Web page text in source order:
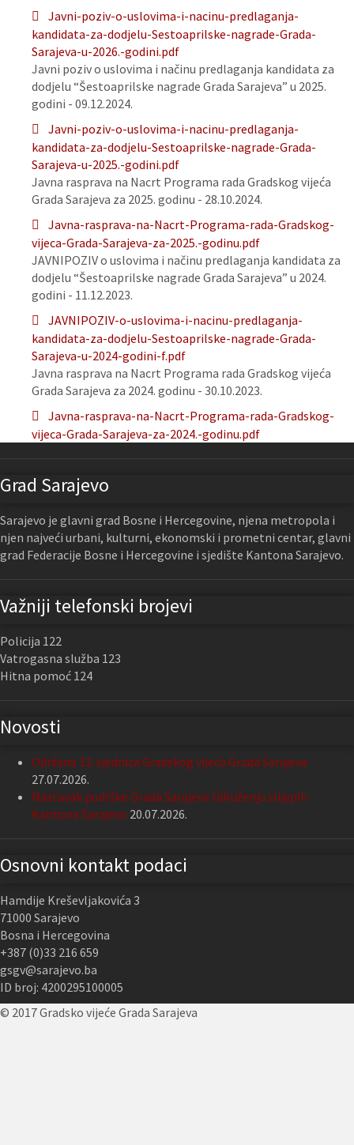
Javni-poziv-o-uslovima-i-nacinu-predlaganja-
kandidata-za-dodjelu-Sestoaprilske-nagrade-Grada-
Sarajeva-u-2026.-godini.pdf
Javni poziv o uslovima i načinu predlaganja kandidata za
dodjelu “Šestoaprilske nagrade Grada Sarajeva” u 2025.
godini - 09.12.2024.
Javni-poziv-o-uslovima-i-nacinu-predlaganja-
kandidata-za-dodjelu-Sestoaprilske-nagrade-Grada-
Sarajeva-u-2025.-godini.pdf
Javna rasprava na Nacrt Programa rada Gradskog vijeća
Grada Sarajeva za 2025. godinu - 28.10.2024.
Javna-rasprava-na-Nacrt-Programa-rada-Gradskog-
vijeca-Grada-Sarajeva-za-2025.-godinu.pdf
JAVNIPOZIV o uslovima i načinu predlaganja kandidata za
dodjelu “Šestoaprilske nagrade Grada Sarajeva” u 2024.
godini - 11.12.2023.
JAVNIPOZIV-o-uslovima-i-nacinu-predlaganja-
kandidata-za-dodjelu-Sestoaprilske-nagrade-Grada-
Sarajeva-u-2024-godini-f.pdf
Javna rasprava na Nacrt Programa rada Gradskog vijeća
Grada Sarajeva za 2024. godinu - 30.10.2023.
Javna-rasprava-na-Nacrt-Programa-rada-Gradskog-
vijeca-Grada-Sarajeva-za-2024.-godinu.pdf
Grad Sarajevo
Sarajevo je glavni grad Bosne i Hercegovine, njena metropola i
njen najveći urbani, kulturni, ekonomski i prometni centar, glavni
grad Federacije Bosne i Hercegovine i sjedište Kantona Sarajevo.
Važniji telefonski brojevi
Policija 122
Vatrogasna služba 123
Hitna pomoć 124
Novosti
Održana 13. sjednica Gradskog vijeća Grada Sarajeva
27.07.2026.
Nastavak podrške Grada Sarajeva Udruženju slijepih
Kantona Sarajevo 20.07.2026.
Osnovni kontakt podaci
Hamdije Kreševljakovića 3
71000 Sarajevo
Bosna i Hercegovina
+387 (0)33 216 659
gsgv@sarajevo.ba
ID broj: 4200295100005
© 2017 Gradsko vijeće Grada Sarajeva